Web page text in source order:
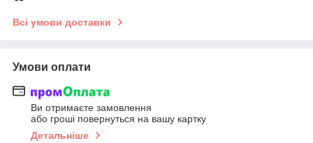
Всі умови доставки
Умови оплати
Ви отримаєте замовлення
або гроші повернуться на вашу картку
Детальніше